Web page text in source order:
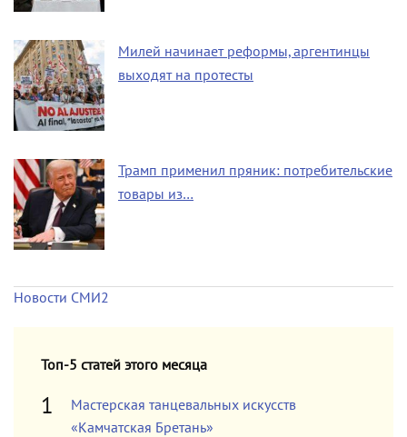
Милей начинает реформы, аргентинцы
выходят на протесты
Трамп применил пряник: потребительские
товары из…
Новости СМИ2
Топ-5 статей этого месяца
Мастерская танцевальных искусств
«Камчатская Бретань»